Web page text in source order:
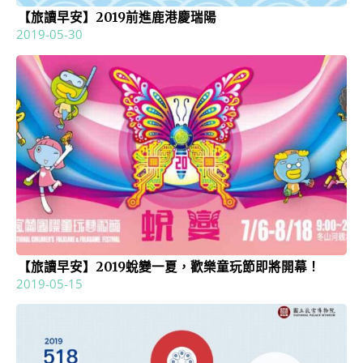
【旅讀早安】2019前進鹿港慶瑞陽
2019-05-30
【旅讀早安】2019蛻變一夏，歡樂童玩節即將開幕！
2019-05-15